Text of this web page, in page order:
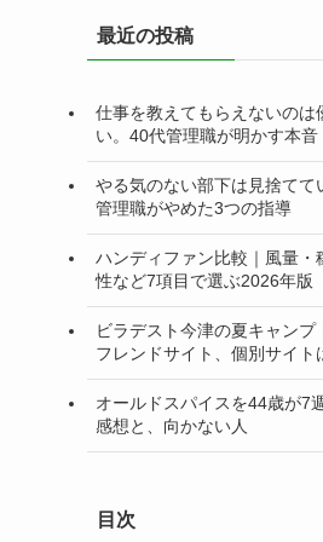
ー最近の投稿
仕事を教えてもらえないのは
い。40代管理職が明かす本音
やる気のない部下は見捨てて
管理職がやめた3つの指導
ハンディファン比較｜風量・
性など7項目で選ぶ2026年版
ビラデスト今津の夏キャンプ
フレンドサイト、個別サイト
オールドスパイスを44歳が7
感想と、向かない人
目次